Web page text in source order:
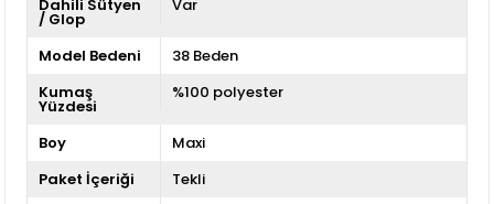
Dahili Sütyen
/ Glop
Var
Model Bedeni
38 Beden
Kumaş
Yüzdesi
%100 polyester
Boy
Maxi
Paket İçeriği
Tekli